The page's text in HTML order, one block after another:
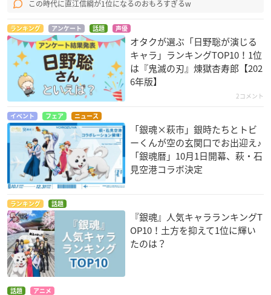
この時代に直江信綱が1位になるのおもろすぎるw
ランキング アンケート 話題 声優
オタクが選ぶ「日野聡が演じる
キャラ」ランキングTOP10！1位
は『鬼滅の刃』煉󠄁獄杏寿郎【202
6年版】
2コメント
イベント フェア ニュース
「銀魂×萩市」銀時たちとトビ
ーくんが空の玄関口でお出迎え♪
「銀魂暦」10月1日開幕、萩・石
見空港コラボ決定
ランキング 話題
『銀魂』人気キャラランキングT
OP10！土方を抑えて1位に輝い
たのは？
話題 アニメ